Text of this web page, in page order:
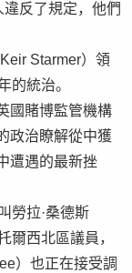
違反了規定，他們
Starmer）領
的統治。
國賭博監管機構
政治瞭解從中獲
遭遇的最新挫
勞拉·桑德斯
爾西北區議員，
）也正在接受調